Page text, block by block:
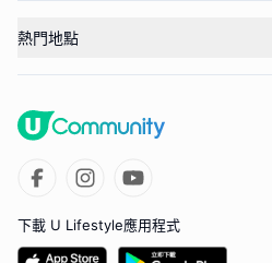
熱門地點
下載 U Lifestyle應用程式